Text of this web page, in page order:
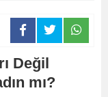
Değil
mı?